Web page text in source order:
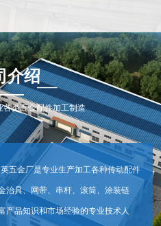
介绍
各类五金配件加工制造
五金厂是专业生产加工各种传动配件
治具、网带、串杆、滚筒、涂装链
产品知识和市场经验的专业技术人